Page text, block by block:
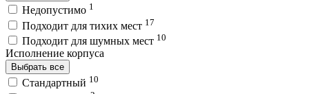
Недопустимо 1
Подходит для тихих мест 17
Подходит для шумных мест 10
Исполнение корпуса
Выбрать все
Стандартный 10